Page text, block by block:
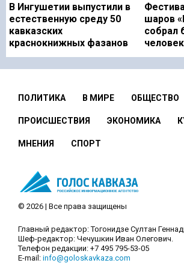
В Ингушетии выпустили в
естественную среду 50
кавказских
краснокнижных фазанов
шаров
собрал
человек
ПОЛИТИКА В МИРЕ ОБЩЕСТВО
ПРОИСШЕСТВИЯ ЭКОНОМИКА
МНЕНИЯ СПОРТ
© 2026 | Все права защищены
Главный редактор: Тогонидзе Султан
Шеф-редактор: Чечушкин Иван Олегович.
Телефон редакции: +7 495 795-53-05
E-mail: info@goloskavkaza.com